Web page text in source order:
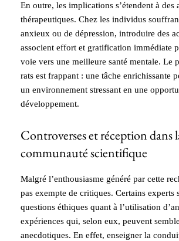
En outre, les implications s’étendent à des
thérapeutiques. Chez les individus
anxieux ou de dépression, introduire des
associent effort et gratification immédiate
voie vers une meilleure santé mentale. Le
rats est frappant : une tâche enrichissante
un environnement stressant en une
développement.
Controverses et réception dans
communauté scientifique
Malgré l’enthousiasme généré par cette
pas exempte de critiques. Certains experts
questions éthiques quant à l’utilisation
expériences qui, selon eux, peuvent
anecdotiques. En effet, enseigner la